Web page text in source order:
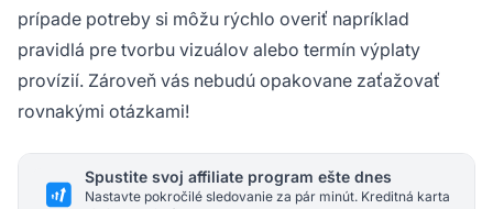
prípade potreby si môžu rýchlo overiť napríklad
pravidlá pre tvorbu vizuálov alebo termín výplaty
provízií. Zároveň vás nebudú opakovane zaťažovať
rovnakými otázkami!
Spustite svoj affiliate program ešte dnes
Nastavte pokročilé sledovanie za pár minút. Kreditná karta